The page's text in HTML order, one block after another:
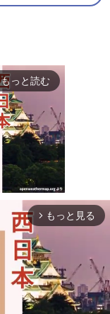
もっと読む
Mute
arrow_forward_ios もっと見る